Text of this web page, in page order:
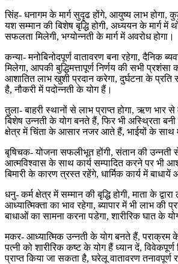
सिंह- धनागम के मार्ग सुदृढ होंगे, आयुष्य लाभ होगा,
यश सम्मान की बिशेष बृद्धि होगी, अध्ययन के मार्ग में
सफलता मिलेगी, भग्योन्नती के मार्ग में अवरोध होगा।
कन्या- मनोबिनोदपूर्ण वातावरण बना रहेगा, दैनिक
मिलेगा, आपकी बुद्धिमत्तापूर्ण निर्णय की सभी
आशातित लाभ खुशी प्रदान करेगा, दुर्घटना के
है, नौकरी में पदोन्नती के योग हैं।
तुला- बाहरी स्थानों से लाभ प्राप्त होगा, ऋण भार
बिशेष उन्नती के योग बनते हैं, फिर भी अस्थ्रिता
क्षेत्र में चिंता के आसार नजर आते हैं, भाईयों के साथ
बृषिचक- योजना सफलीभूत होंगी, संतान की उन्नती से
आत्मविश्वास के साथ कार्य सम्पादित करने पर भी
बिमारी के कारण त्रस्त रहेंगे, धार्मिक कार्य में बाधायें
धनु- कर्म क्षेत्र में सम्मान की बृद्धि होगी, माता के
आध्यात्मिक्ता का भाव रहेगा, ब्यापार में भी लाभ की
बाधाओं का सामना करना पडेगा, शारीरिक घात के
मकर- आध्यात्मिक उन्नती के योग बनते हैं, पराक्रम
पत्नी को शारीरिक कष्ट के योग हैं ध्यान दें,
प्राप्त किया जा सकता है, घरेलू वातावरण तनावपूर्ण